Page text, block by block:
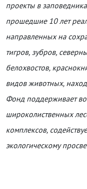
проекты в
прошедшие 10 лет
направленных на
тигров, зубров,
белохвостов,
видов животных,
Фонд поддерживает
широколиственных
комплексов,
экологическому